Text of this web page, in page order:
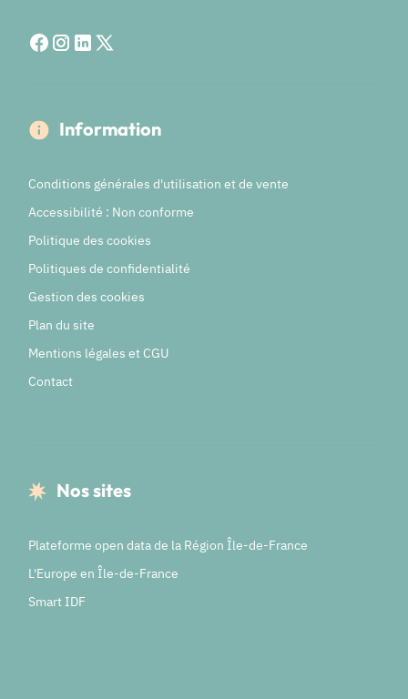
Information
Conditions générales d'utilisation et de vente
Accessibilité : Non conforme
Politique des cookies
Politiques de confidentialité
Gestion des cookies
Plan du site
Mentions légales et CGU
Contact
Nos sites
Plateforme open data de la Région Île-de-France
L'Europe en Île-de-France
Smart IDF